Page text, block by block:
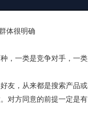
体很明确
，一类是竞争对手，一
友，从来都是搜索产品
对方同意的前提一定是